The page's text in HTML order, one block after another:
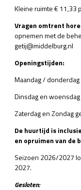
Kleine ruimte € 11,33
Vragen omtrent
opnemen met de
getij@middelburg.nl
Openingstijden:
Maandag /
Dinsdag en
Zaterdag en Zondag
De huurtijd is
en opruimen van
Seizoen 2026/2027
2027.
Gesloten: